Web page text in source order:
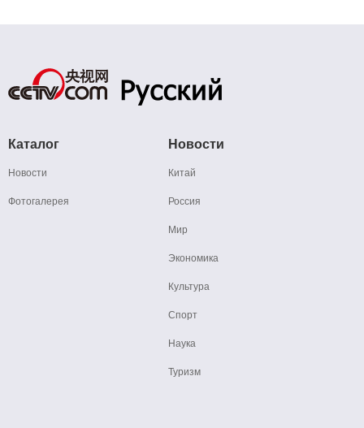
Каталог
Новости
Фотогалерея
Новости
Китай
Россия
Мир
Экономика
Культура
Спорт
Наука
Туризм